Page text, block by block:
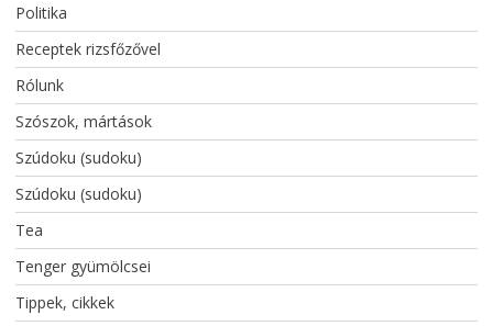
Politika
Receptek rizsfőzővel
Rólunk
Szószok, mártások
Szúdoku (sudoku)
Szúdoku (sudoku)
Tea
Tenger gyümölcsei
Tippek, cikkek